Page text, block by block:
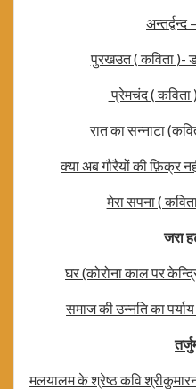
अन्तर्द्वन्द
पुरखउत ( कविता )-
प्रेमचंद ( कविता
रात का सन्नाटा
क्या अब गौरैयों की फ़िक्र
मेरा सपना (
जरा
घर (कोरोना काल पर
समाज की उन्नति का पर्याय
मलयालम के श्रेष्ठ कवि